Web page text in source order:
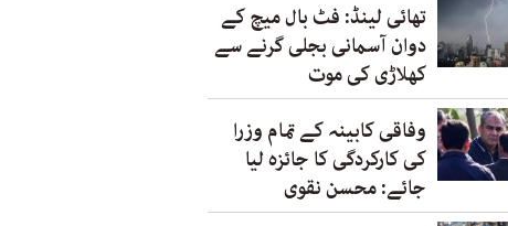
تھائی لینڈ: فٹ بال میچ کے
دوان آسمانی بجلی گرنے سے
کھلاڑی کی موت
وفاقی کابینہ کے تمام وزرا
کی کارکردگی کا جائزہ لیا
جائے: محسن نقوی